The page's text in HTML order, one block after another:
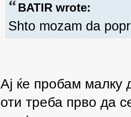
BATIR wrote:
Shto mozam da
Ај ќе пробам малку
оти треба прво да